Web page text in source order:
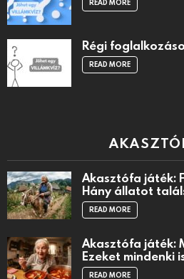
READ MORE
Régi
READ MORE
Akasztófa játék:
Hány állatot
READ MORE
Akasztófa játék:
Ezeket mindenki
READ MORE